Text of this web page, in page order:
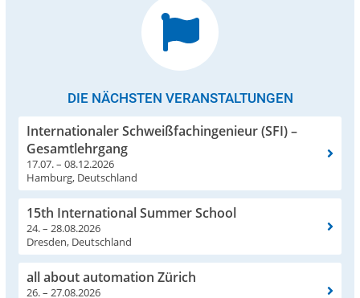
DIE NÄCHSTEN VERANSTALTUNGEN
Internationaler Schweißfachingenieur (SFI) –
Gesamtlehrgang
17.07. – 08.12.2026
Hamburg, Deutschland
15th International Summer School
24. – 28.08.2026
Dresden, Deutschland
all about automation Zürich
26. – 27.08.2026